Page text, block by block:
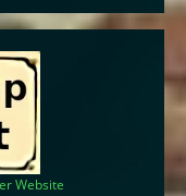
Website